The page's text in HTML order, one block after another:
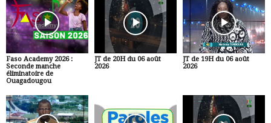
Faso Academy 2026 :
Seconde manche
éliminatoire de
Ouagadougou
JT de 20H du 06 août
2026
JT de 19H du 06 août
2026